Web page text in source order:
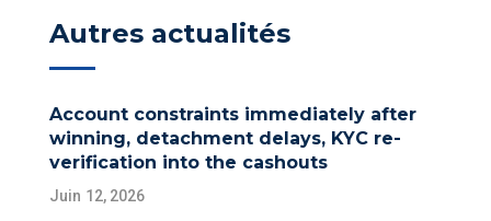
Autres actualités
Account constraints immediately after
winning, detachment delays, KYC re-
verification into the cashouts
Juin 12, 2026